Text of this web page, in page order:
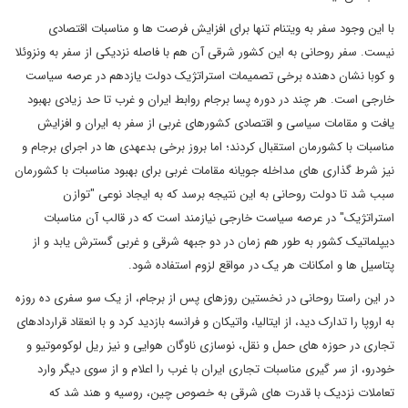
با این وجود سفر به ویتنام تنها برای افزایش فرصت ها و مناسبات اقتصادی
نیست. سفر روحانی به این کشور شرقی آن هم با فاصله نزدیکی از سفر به ونزوئلا
و کوبا نشان دهنده برخی تصمیمات استراتژیک دولت یازدهم در عرصه سیاست
خارجی است. هر چند در دوره پسا برجام روابط ایران و غرب تا حد زیادی بهبود
یافت و مقامات سیاسی و اقتصادی کشورهای غربی از سفر به ایران و افزایش
مناسبات با کشورمان استقبال کردند؛ اما بروز برخی بدعهدی ها در اجرای برجام و
نیز شرط گذاری های مداخله جویانه مقامات غربی برای بهبود مناسبات با کشورمان
سبب شد تا دولت روحانی به این نتیجه برسد که به ایجاد نوعی "توازن
استراتژیک" در عرصه سیاست خارجی نیازمند است که در قالب آن مناسبات
دیپلماتیک کشور به طور هم زمان در دو جبهه شرقی و غربی گسترش یابد و از
پتاسیل ها و امکانات هر یک در مواقع لزوم استفاده شود.
در این راستا روحانی در نخستین روزهای پس از برجام، از یک سو سفری ده روزه
به اروپا را تدارک دید، از ایتالیا، واتیکان و فرانسه بازدید کرد و با انعقاد قراردادهای
تجاری در حوزه های حمل و نقل، نوسازی ناوگان هوایی و نیز ریل لوکوموتیو و
خودرو، از سر گیری مناسبات تجاری ایران با غرب را اعلام و از سوی دیگر وارد
تعاملات نزدیک با قدرت های شرقی به خصوص چین، روسیه و هند شد که